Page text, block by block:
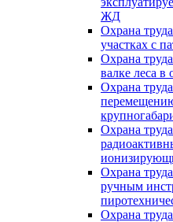
ЖД
Охрана
участках с
Охрана
валке леса в
Охрана
Охрана
Охрана
ручным
Охрана